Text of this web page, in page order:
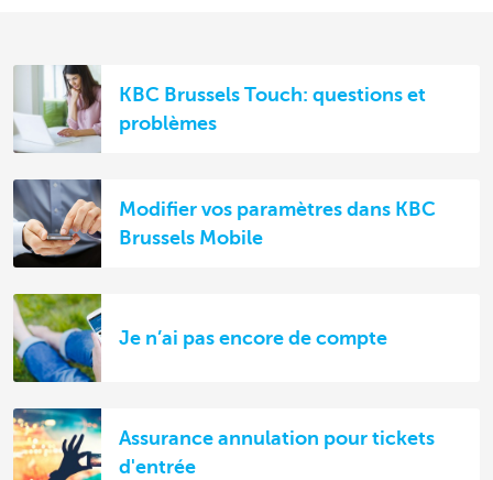
KBC Brussels Touch: questions et
problèmes
Modifier vos paramètres dans KBC
Brussels Mobile
Je n’ai pas encore de compte
Assurance annulation pour tickets
d'entrée